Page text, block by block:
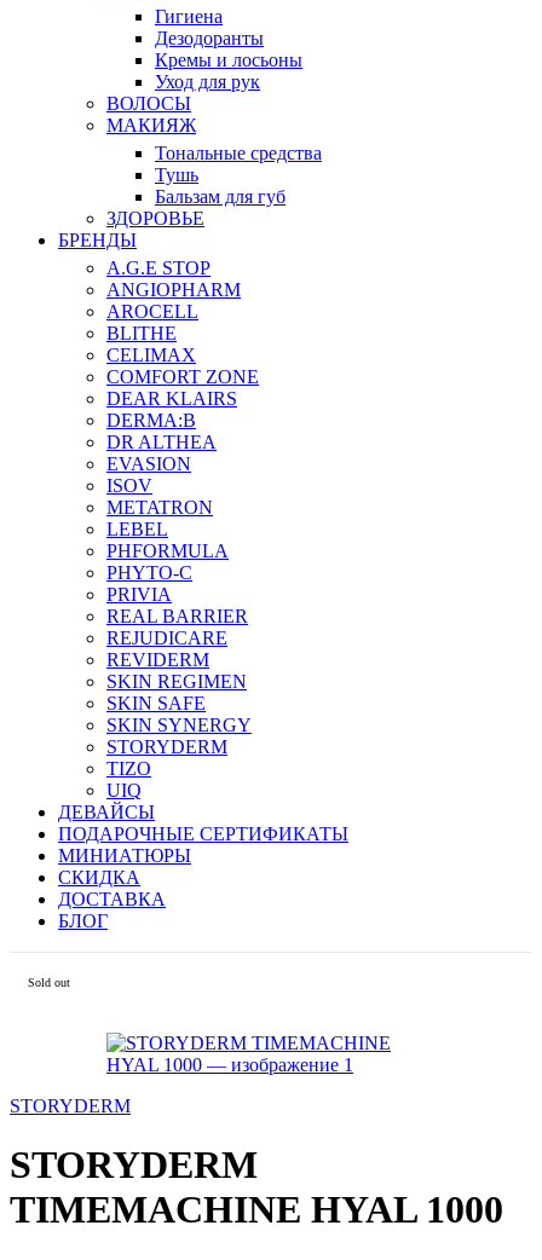
Гигиена
Дезодоранты
Кремы и лосьоны
Уход для рук
ВОЛОСЫ
МАКИЯЖ
Тональные средства
Тушь
Бальзам для губ
ЗДОРОВЬЕ
БРЕНДЫ
A.G.E STOP
ANGIOPHARM
AROCELL
BLITHE
CELIMAX
COMFORT ZONE
DEAR KLAIRS
DERMA:B
DR ALTHEA
EVASION
ISOV
METATRON
LEBEL
PHFORMULA
PHYTO-C
PRIVIA
REAL BARRIER
REJUDICARE
REVIDERM
SKIN REGIMEN
SKIN SAFE
SKIN SYNERGY
STORYDERM
TIZO
UIQ
ДЕВАЙСЫ
ПОДАРОЧНЫЕ СЕРТИФИКАТЫ
МИНИАТЮРЫ
СКИДКА
ДОСТАВКА
БЛОГ
Sold out
STORYDERM
STORYDERM
TIMEMACHINE HYAL 1000